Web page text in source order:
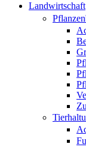
Landwirtschaft